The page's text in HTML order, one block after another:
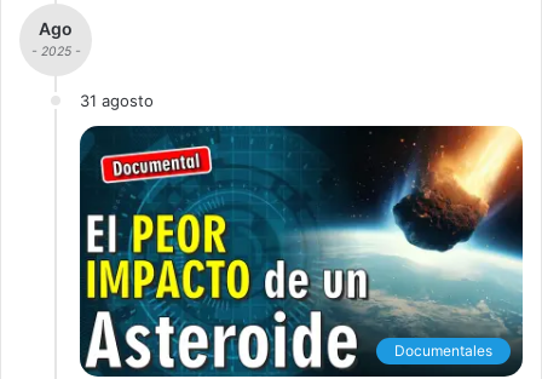
Ago
- 2025 -
31 agosto
Documentales